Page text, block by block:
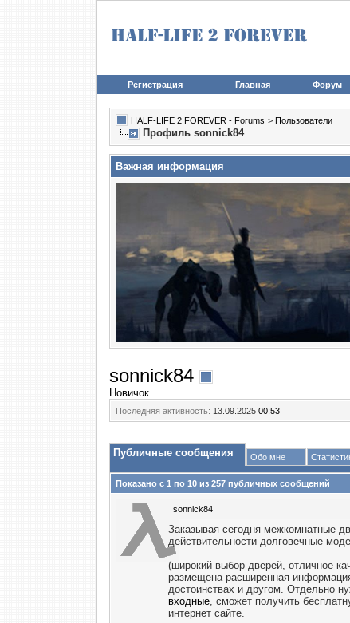
Регистрация Главная Форум
HALF-LIFE 2 FOREVER - Forums > Пользователи
Профиль sonnick84
Важная информация
sonnick84
Новичок
Последняя активность: 13.09.2025 00:53
Публичные сообщения Обо мне
Показано с 1 по 10 из 257 публичных сообщений
sonnick84
Заказывая сегодня межкомнатные
действительности долговечные
(широкий выбор дверей, отличное
размещена расширенная
достоинствах и другом. Отдельно
входные, сможет получить
интернет сайте.